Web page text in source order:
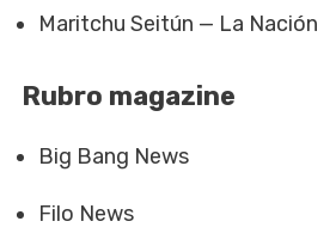
Maritchu Seitún — La Nación
Rubro magazine
Big Bang News
Filo News